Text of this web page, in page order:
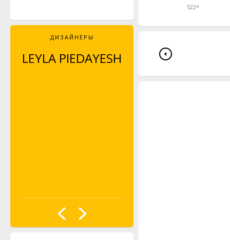
ДИЗАЙНЕРЫ
LEYLA PIEDAYESH
MAJA CELINÉ
PROBST
522*